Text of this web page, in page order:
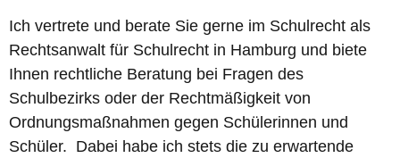
Ich vertrete und berate Sie gerne im Schulrecht als
Rechtsanwalt für Schulrecht in Hamburg und biete
Ihnen rechtliche Beratung bei Fragen des
Schulbezirks oder der Rechtmäßigkeit von
Ordnungsmaßnahmen gegen Schülerinnen und
Schüler. Dabei habe ich stets die zu erwartende